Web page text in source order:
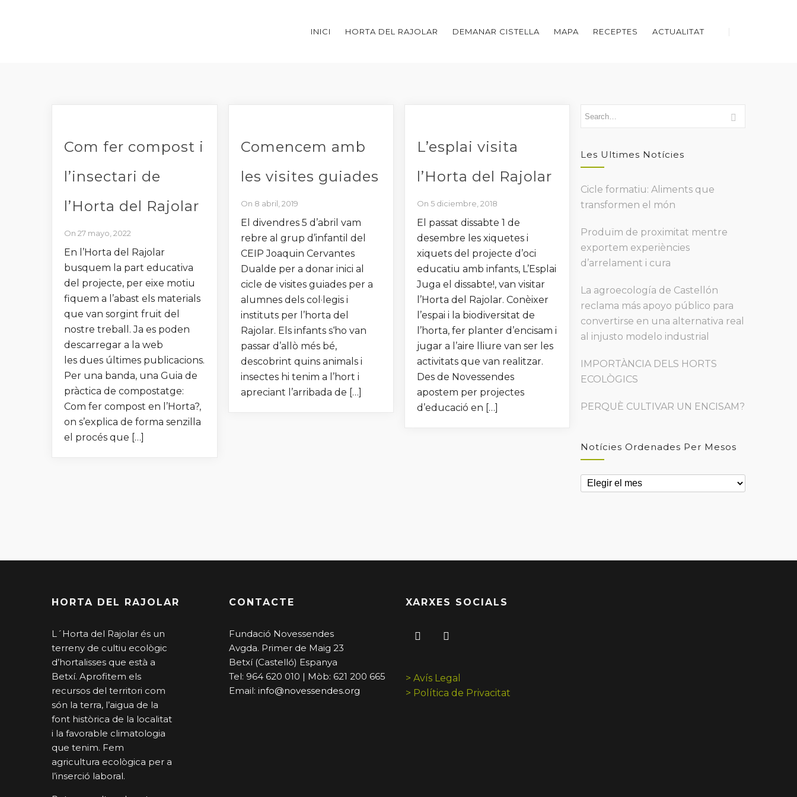
INICI HORTA DEL RAJOLAR DEMANAR CISTELLA MAPA RECEPTES ACTUALITAT
Com fer compost i
l’insectari de
l’Horta del Rajolar
On 27 mayo, 2022
En l’Horta del Rajolar
busquem la part educativa
del projecte, per eixe motiu
fiquem a l’abast els materials
que van sorgint fruit del
nostre treball. Ja es poden
descarregar a la web
les dues últimes publicacions.
Per una banda, una Guia de
pràctica de compostatge:
Com fer compost en l’Horta?,
on s’explica de forma senzilla
el procés que […]
Comencem amb
les visites guiades
On 8 abril, 2019
El divendres 5 d’abril vam
rebre al grup d’infantil del
CEIP Joaquin Cervantes
Dualde per a donar inici al
cicle de visites guiades per a
alumnes dels col·legis i
instituts per l’horta del
Rajolar. Els infants s‘ho van
passar d’allò més bé,
descobrint quins animals i
insectes hi tenim a l’hort i
apreciant l’arribada de […]
L’esplai visita
l’Horta del Rajolar
On 5 diciembre, 2018
El passat dissabte 1 de
desembre les xiquetes i
xiquets del projecte d’oci
educatiu amb infants, L’Esplai
Juga el dissabte!, van visitar
l’Horta del Rajolar. Conèixer
l’espai i la biodiversitat de
l’horta, fer planter d’encisam i
jugar a l’aire lliure van ser les
activitats que van realitzar.
Des de Novessendes
apostem per projectes
d’educació en […]
Les Ultimes Notícies
Cicle formatiu: Aliments que
transformen el món
Produïm de proximitat mentre
exportem experiències
d’arrelament i cura
La agroecología de Castellón
reclama más apoyo público para
convertirse en una alternativa real
al injusto modelo industrial
IMPORTÀNCIA DELS HORTS
ECOLÒGICS
PERQUÈ CULTIVAR UN ENCISAM?
Notícies Ordenades Per Mesos
Notícies
ordenades
HORTA DEL RAJOLAR
L´Horta del Rajolar és un
terreny de cultiu ecològic
d’hortalisses que està a
Betxí. Aprofitem els
recursos del territori com
són la terra, l’aigua de la
font històrica de la localitat
i la favorable climatologia
que tenim. Fem
agricultura ecològica per a
l’inserció laboral.
CONTACTE
Fundació Novessendes
Avgda. Primer de Maig 23
Betxí (Castelló) Espanya
Tel: 964 620 010 | Mòb: 621 200 665
Email: info@novessendes.org
XARXES SOCIALS
> Avís Legal
> Política de Privacitat